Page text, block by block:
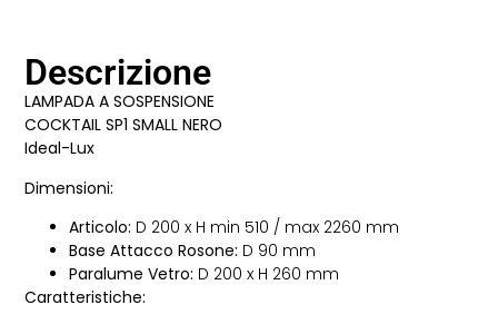
Descrizione
LAMPADA A SOSPENSIONE
COCKTAIL SP1 SMALL NERO
Ideal-Lux
Dimensioni:
Articolo: D 200 x H min 510 / max 2260 mm
Base Attacco Rosone: D 90 mm
Paralume Vetro: D 200 x H 260 mm
Caratteristiche: